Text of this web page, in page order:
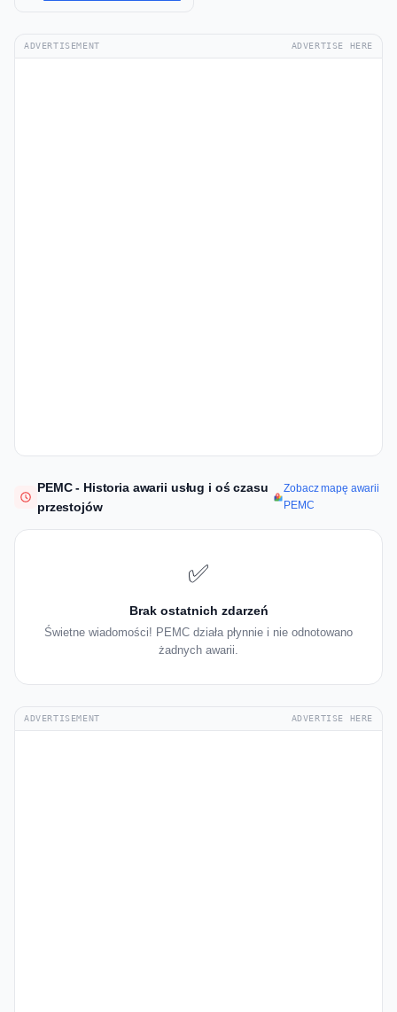
ADVERTISEMENT ADVERTISE HERE
PEMC - Historia awarii usług i oś czasu
przestojów
Zobacz mapę awarii
PEMC
✅
Brak ostatnich zdarzeń
Świetne wiadomości! PEMC działa płynnie i nie odnotowano
żadnych awarii.
ADVERTISEMENT ADVERTISE HERE